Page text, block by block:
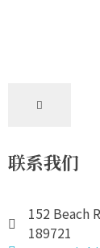
Hamburger
Toggle
联系我们
152 Beach
189721